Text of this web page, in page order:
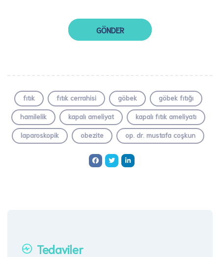
fıtık fıtık cerrahisi göbek göbek fıtığı
hamilelik kapalı ameliyat kapalı fıtık ameliyatı
laparoskopik obezite op. dr. mustafa coşkun
Tedaviler